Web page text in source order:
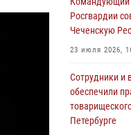
память
(видео)
08 августа 2026,
День
Росгвардии
классами и
08 августа 2026,
Росгвардии
Чеченскую
23 июля 2026,
Сотрудники и
обеспечили
Петербурге